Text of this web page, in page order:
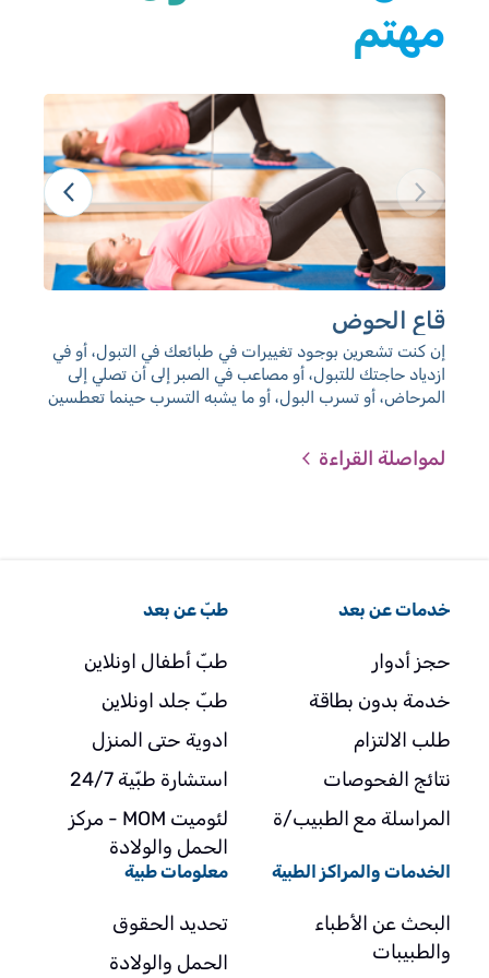
مهتم
قاع الحوض
إن كنت تشعرين بوجود تغييرات في طبائعك في التبول، أو في
ازدياد حاجتك للتبول، أو مصاعب في الصبر إلى أن تصلي إلى
المرحاض، أو تسرب البول، أو ما يشبه التسرب حينما تعطسين
معروفة في فترة الحمل، وهي منتشرة أكثر بعد الولادة، وسببها
لمواصلة القراءة
خدمات عن بعد
حجز أدوار
خدمة بدون بطاقة
طلب الالتزام
نتائج الفحوصات
المراسلة مع الطبيب/ة
طبّ عن بعد
طبّ أطفال اونلاين
طبّ جلد اونلاين
ادوية حتى المنزل
استشارة طبّية 24/7
لئوميت MOM - مركز
الحمل والولادة
الخدمات والمراكز الطبية
البحث عن الأطباء
والطبيبات
معلومات طبية
تحديد الحقوق
الحمل والولادة